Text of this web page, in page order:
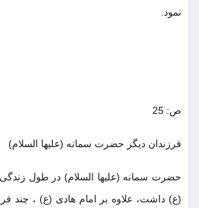
نمود.
ص: 25
فرزندان ديگر حضرت سمانه (عليها السلام)
حضرت سمانه (عليها السلام) در طول زندگى
(ع) داشت، علاوه بر امام هادى (ع) ، چند